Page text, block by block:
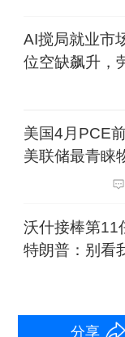
消费者面临
虽然特朗
自夸，近期
绪。华尔街
休账户，
庭储蓄消耗
已结束，
AI搅局就业市
位空缺飙升，
美国4月PCE
美联储最青睐
沃什接棒第11
特朗普：别看
分享